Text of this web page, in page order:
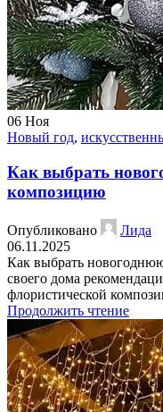
06 Ноя
Новый год,
Как выбрать
композицию
Опубликовано
Лида
06.11.2025
Как выбрать
своего дома
флористической
Продолжить чтение